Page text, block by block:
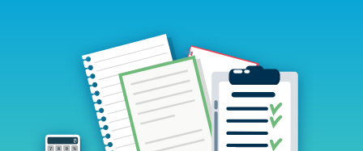
bejelentkezés
dokumentumtár
Rendszerfrissítés
Rendszerfrissítés